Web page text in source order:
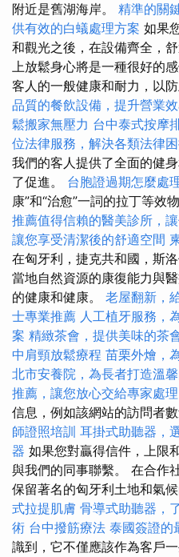
附近是舊湖海岸。 精準的關
供有效的白蟻處理方案 如果
和觀光之後，在設備齊全，
上放鬆身心將是一種很好的
客人的一般健康和耐力，以
品質的餐飲設備，提升營業
鬆搬家無壓力 台中泰式按摩
位法律服務，解決各類法律
我們的客人提供了全面的健
了促進。 台胞證過期怎麼處
康”和“治愈”一詞的拉丁等效
推薦值得信賴的醫美診所，
讓您享受清潔後的舒適空間
在匈牙利，捷克共和國，斯
當地自然資源的康復能力與
的健康和健康。 老屋翻新，
士專業推薦 人工植牙服務，
案 精緻茶會，提供美味的茶
中肩頸放鬆療程 苗栗外燴，
北市安養院，為長者打造溫
推薦，讓您放心交給專家處理
信息，例如該網站的訪問者
師證照培訓 耳掛式助聽器，
器 如果您對贏得信件，上限
與我們的同事聯繫。 在合作
保留著名的匈牙利土地和氣候
式拉提肌膚 骨導式助聽器，
術 台中撥筋療法 泰國簽證的
識到，它不僅應該作為客戶